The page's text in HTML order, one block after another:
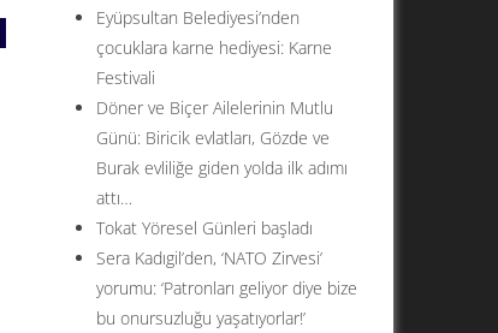
Eyüpsultan Belediyesi’nden
çocuklara karne hediyesi: Karne
Festivali
Döner ve Biçer Ailelerinin Mutlu
Günü: Biricik evlatları, Gözde ve
Burak evliliğe giden yolda ilk adımı
attı…
Tokat Yöresel Günleri başladı
Sera Kadıgil’den, ‘NATO Zirvesi’
yorumu: ‘Patronları geliyor diye bize
bu onursuzluğu yaşatıyorlar!’